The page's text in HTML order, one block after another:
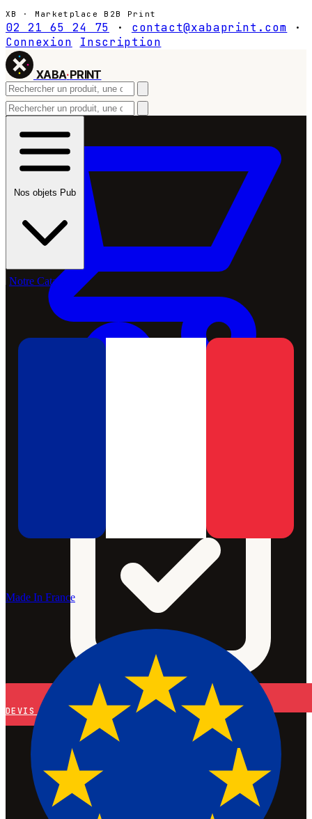
XB · Marketplace B2B Print
02 21 65 24 75 · contact@xabaprint.com
·
Connexion
Inscription
XABA·PRINT
DEVIS
Nos objets Pub
Notre Catalogue
Made In France